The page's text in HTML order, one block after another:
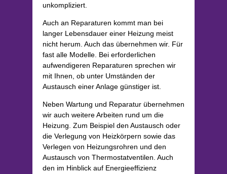
Barrierefreies Bad
Galerie
SANITÄR
Hallo Sanitär
Gas
Lüftung
HEIZUNG
Hallo Heizung
unkompliziert.
Auch an Reparaturen kommt man bei
langer Lebensdauer einer Heizung meist
nicht herum. Auch das übernehmen wir. Für
fast alle Modelle. Bei erforderlichen
aufwendigeren Reparaturen sprechen wir
mit Ihnen, ob unter Umständen der
Austausch einer Anlage günstiger ist.
Neben Wartung und Reparatur übernehmen
wir auch weitere Arbeiten rund um die
Heizung. Zum Beispiel den Austausch oder
die Verlegung von Heizkörpern sowie das
Verlegen von Heizungsrohren und den
Austausch von Thermostatventilen. Auch
den im Hinblick auf Energieeffizienz